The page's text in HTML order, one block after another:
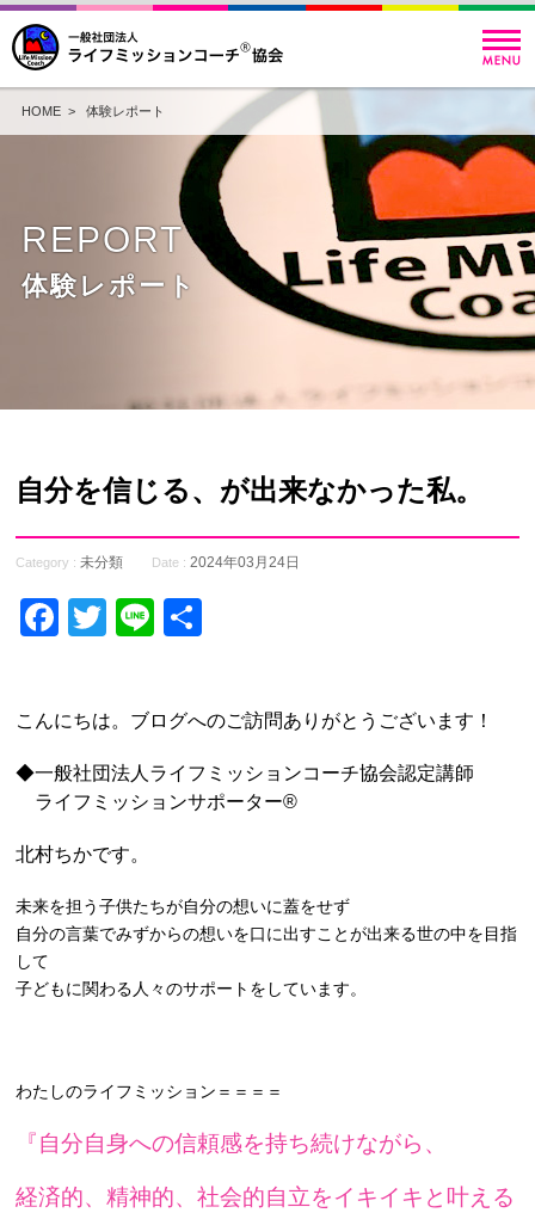
HOME> 体験レポート
REPORT
体験レポート
自分を信じる、が出来なかった私。
Category :未分類 Date : 2024年03月24日
Facebook
Twitter
Line
こんにちは。ブログへのご訪問ありがとうございます！
◆一般社団法人ライフミッションコーチ協会認定講師
ライフミッションサポーター®️
北村ちかです。
未来を担う子供たちが自分の想いに蓋をせず
自分の言葉でみずからの想いを口に出すことが出来る世の中を目指
して
子どもに関わる人々のサポートをしています。
わたしのライフミッション＝＝＝＝
『自分自身への信頼感を持ち続けながら、
経済的、精神的、社会的自立をイキイキと叶える